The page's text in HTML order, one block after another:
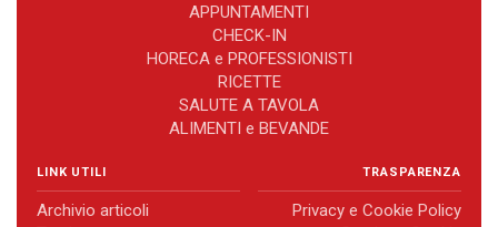
APPUNTAMENTI
CHECK-IN
HORECA e PROFESSIONISTI
RICETTE
SALUTE A TAVOLA
ALIMENTI e BEVANDE
LINK UTILI
Archivio articoli
TRASPARENZA
Privacy e Cookie Policy